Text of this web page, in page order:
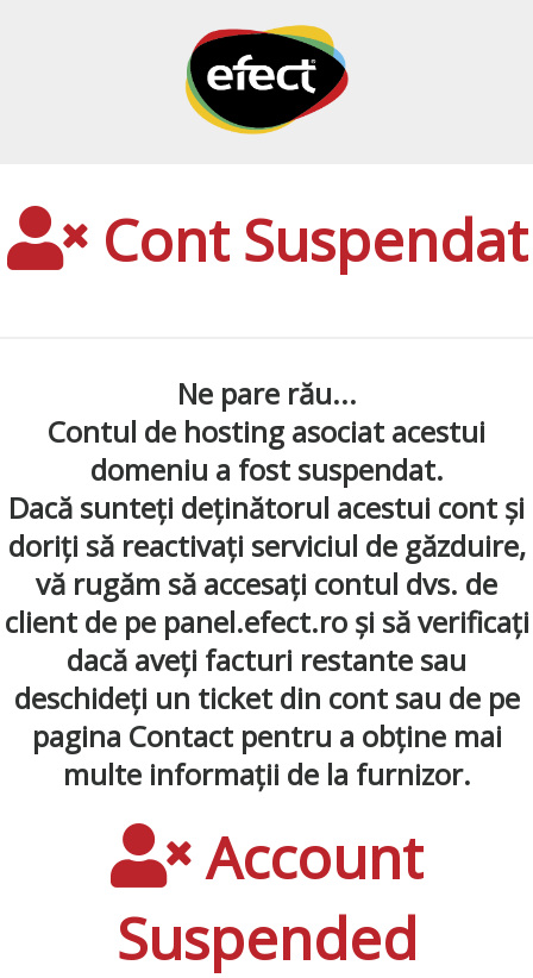
Cont Suspendat
Ne pare rău...
Contul de hosting asociat acestui
domeniu a fost suspendat.
Dacă sunteți deținătorul acestui cont și
doriți să reactivați serviciul de găzduire,
vă rugăm să accesați contul dvs. de
client de pe panel.efect.ro și să verificați
dacă aveți facturi restante sau
deschideți un ticket din cont sau de pe
pagina Contact pentru a obține mai
multe informații de la furnizor.
Account
Suspended